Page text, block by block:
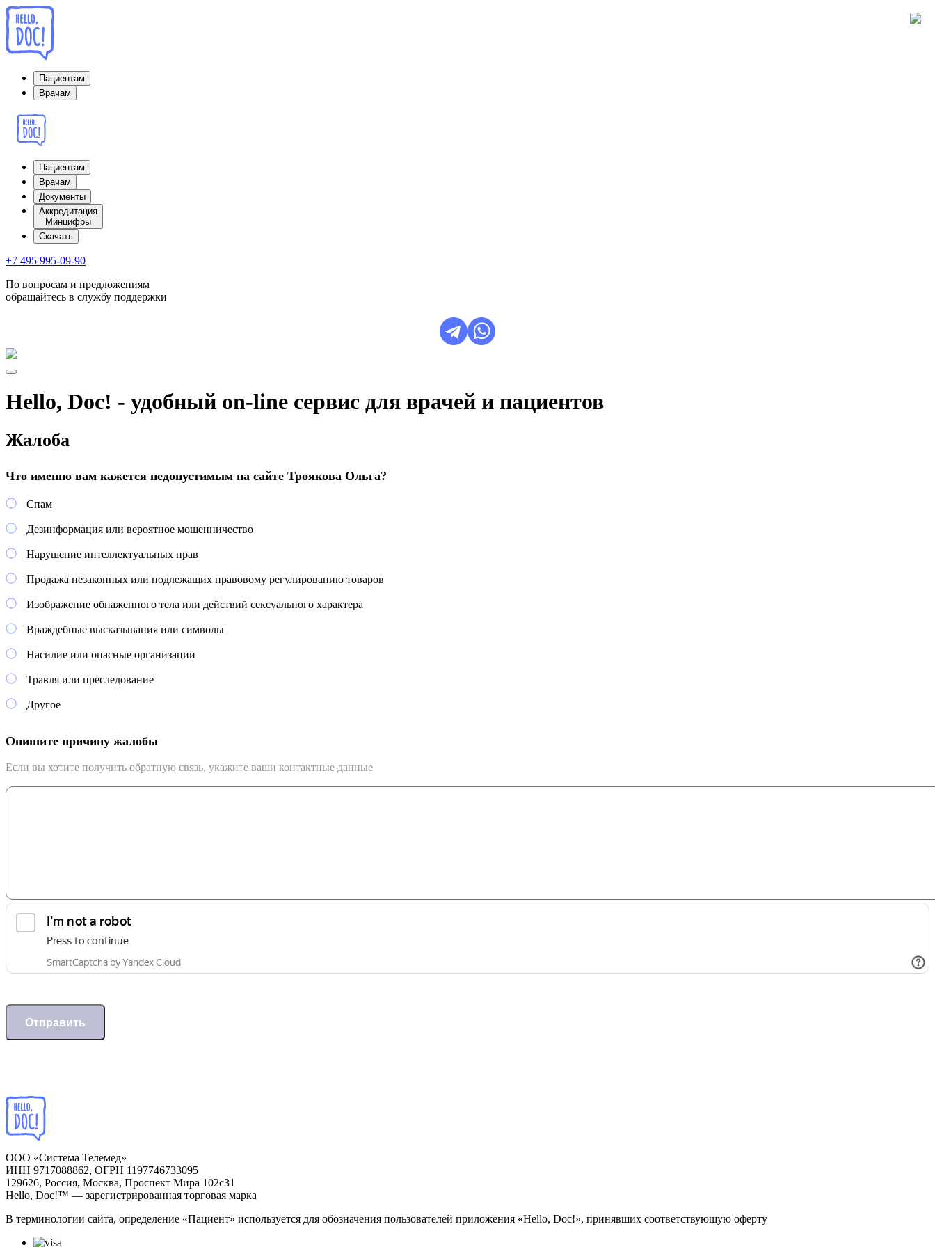
Пациентам
Врачам
Пациентам
Врачам
Документы
Аккредитация
Минцифры
Cкачать
+7 495 995-09-90
По вопросам и предложениям
обращайтесь в службу поддержки
Hello, Doc! - удобный on-line сервис для врачей и пациентов
Жалоба
Что именно вам кажется недопустимым на сайте Троякова Ольга?
Спам
Дезинформация или вероятное мошенничество
Нарушение интеллектуальных прав
Продажа незаконных или подлежащих правовому регулированию товаров
Изображение обнаженного тела или действий сексуального характера
Враждебные высказывания или символы
Насилие или опасные организации
Травля или преследование
Другое
Опишите причину жалобы
Если вы хотите получить обратную связь, укажите ваши контактные данные
Отправить
ООО «Система Телемед»
ИНН 9717088862, ОГРН 1197746733095
129626, Россия, Москва, Проспект Мира 102с31
Hello, Doc!™ — зарегистрированная торговая марка
В терминологии сайта, определение «Пациент» используется для обозначения пользователей приложения «Hello, Doc!», принявших соответствующую оферту